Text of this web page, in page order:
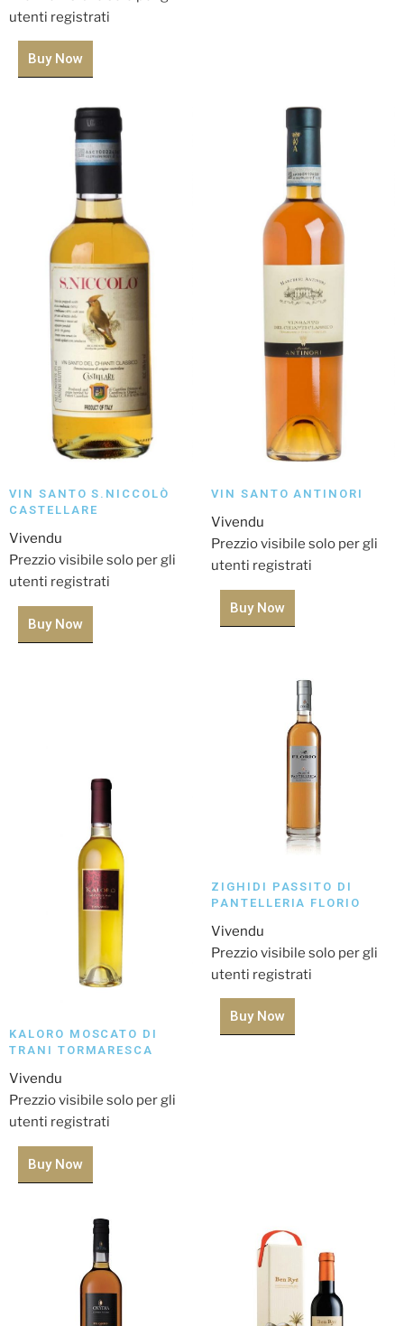
utenti registrati
Buy Now
VIN SANTO S.NICCOLÒ
CASTELLARE
Vivendu
Prezzio visibile solo per gli
utenti registrati
Buy Now
VIN SANTO ANTINORI
Vivendu
Prezzio visibile solo per gli
utenti registrati
Buy Now
KALORO MOSCATO DI
TRANI TORMARESCA
Vivendu
Prezzio visibile solo per gli
utenti registrati
Buy Now
ZIGHIDI PASSITO DI
PANTELLERIA FLORIO
Vivendu
Prezzio visibile solo per gli
utenti registrati
Buy Now